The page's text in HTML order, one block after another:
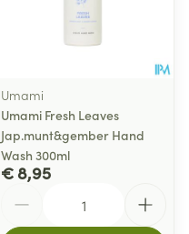
Umami
Umami Fresh Leaves
Jap.munt&gember Hand
Wash 300ml
€ 8,95